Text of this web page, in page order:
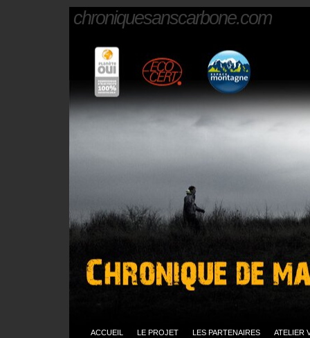
chroniquesanscarbone.com
ACCUEIL LE PROJET LES PARTENAIRES ATELIER